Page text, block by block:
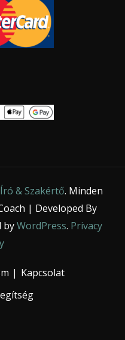
& Szakértő. Minden
| Developed By
byWordPress. Privacy
Kapcsolat